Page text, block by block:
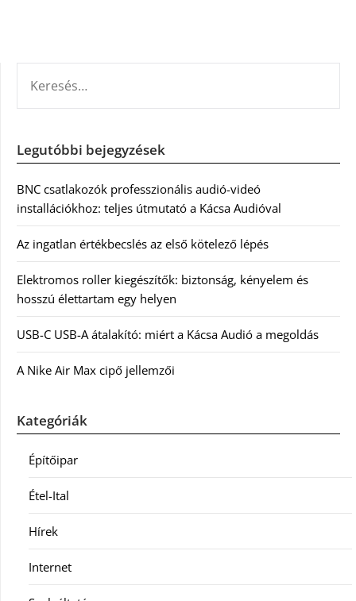
Legutóbbi bejegyzések
BNC csatlakozók professzionális audió-videó
installációkhoz: teljes útmutató a Kácsa Audióval
Az ingatlan értékbecslés az első kötelező lépés
Elektromos roller kiegészítők: biztonság, kényelem és
hosszú élettartam egy helyen
USB-C USB-A átalakító: miért a Kácsa Audió a megoldás
A Nike Air Max cipő jellemzői
Kategóriák
Építőipar
Étel-Ital
Hírek
Internet